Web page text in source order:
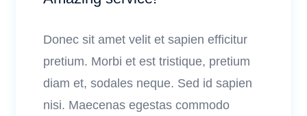
Donec sit amet velit et sapien efficitur
pretium. Morbi et est tristique, pretium
diam et, sodales neque. Sed id sapien
nisi. Maecenas egestas commodo